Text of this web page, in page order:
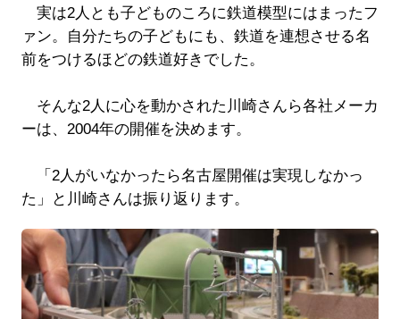
実は2人とも子どものころに鉄道模型にはまったフ
ァン。自分たちの子どもにも、鉄道を連想させる名
前をつけるほどの鉄道好きでした。
そんな2人に心を動かされた川崎さんら各社メーカ
ーは、2004年の開催を決めます。
「2人がいなかったら名古屋開催は実現しなかっ
た」と川崎さんは振り返ります。